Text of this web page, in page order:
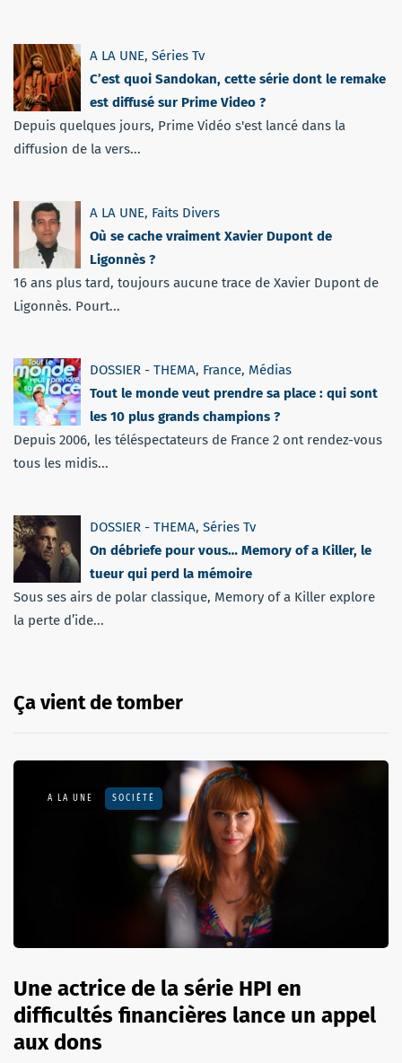
A LA UNE, Séries Tv
C’est quoi Sandokan, cette série dont le remake
est diffusé sur Prime Video ?
Depuis quelques jours, Prime Vidéo s'est lancé dans la
diffusion de la vers...
A LA UNE, Faits Divers
Où se cache vraiment Xavier Dupont de
Ligonnès ?
16 ans plus tard, toujours aucune trace de Xavier Dupont de
Ligonnès. Pourt...
DOSSIER - THEMA, France, Médias
Tout le monde veut prendre sa place : qui sont
les 10 plus grands champions ?
Depuis 2006, les téléspectateurs de France 2 ont rendez-vous
tous les midis...
DOSSIER - THEMA, Séries Tv
On débriefe pour vous… Memory of a Killer, le
tueur qui perd la mémoire
Sous ses airs de polar classique, Memory of a Killer explore
la perte d’ide...
Ça vient de tomber
A LA UNE SOCIÉTÉ
Une actrice de la série HPI en
difficultés financières lance un appel
aux dons